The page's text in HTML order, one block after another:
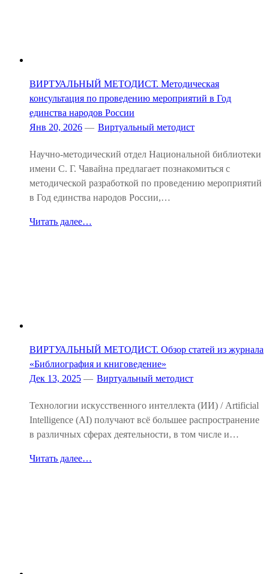
ВИРТУАЛЬНЫЙ МЕТОДИСТ. Методическая
консультация по проведению мероприятий в Год
единства народов России
Янв 20, 2026 — Виртуальный методист
Научно-методический отдел Национальной библиотеки
имени С. Г. Чавайна предлагает познакомиться с
методической разработкой по проведению мероприятий
в Год единства народов России,…
Читать далее…
ВИРТУАЛЬНЫЙ МЕТОДИСТ. Обзор статей из журнала
«Библиография и книговедение»
Дек 13, 2025 — Виртуальный методист
Технологии искусственного интеллекта (ИИ) / Artificial
Intelligence (AI) получают всё большее распространение
в различных сферах деятельности, в том числе и…
Читать далее…